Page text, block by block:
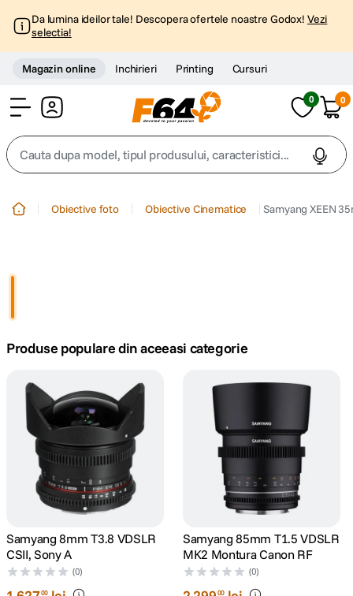
Da lumina ideilor tale! Descopera ofertele noastre Godox! Vezi
selectia!
Magazin online Inchirieri Printing Cursuri
0 0
Cauta dupa model, tipul produsului, caracteristici...
4. peak design
5. canon sx740 hs
. lavaliera
7 card memorie
8. dji mic mini
9. dji osmo
10 . insta 360
Obiective foto Obiective Cinematice Samyang XEEN
Produse populare din aceeasi categorie
Samyang 8mm T3.8 VDSLR
CSII, Sony A
(0)
00
Samyang 85mm T1.5 VDSLR
MK2 Montura Canon RF
(0)
00